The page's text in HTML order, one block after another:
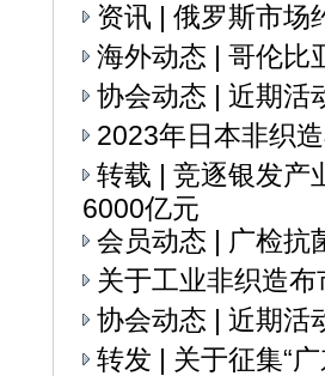
资讯 | 俄罗斯市场
海外动态 | 哥伦比
协会动态 | 近期活
2023年日本非织
转载 | 竞逐银发产
6000亿元
会员动态 | 广检抗
关于工业非织造
协会动态 | 近期活
转发 | 关于征集“